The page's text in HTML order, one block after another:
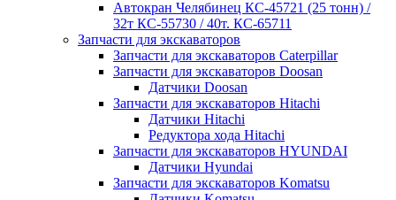
Автокран Челябинец КС-45721 (25 тонн) /
32т КС-55730 / 40т. КС-65711
Запчасти для экскаваторов
Запчасти для экскаваторов Caterpillar
Запчасти для экскаваторов Doosan
Датчики Doosan
Запчасти для экскаваторов Hitachi
Датчики Hitachi
Редуктора хода Hitachi
Запчасти для экскаваторов HYUNDAI
Датчики Hyundai
Запчасти для экскаваторов Komatsu